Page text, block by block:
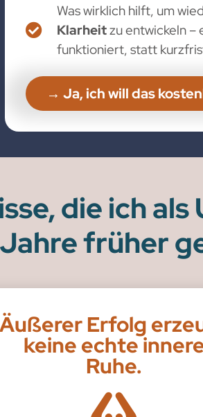
Was wirklich hilft, um
Klarheitzu entwickeln –
funktioniert, statt
→ Ja, ich will das
die ich
früher
Äußerer Erfolg
keine echte
Ruhe.